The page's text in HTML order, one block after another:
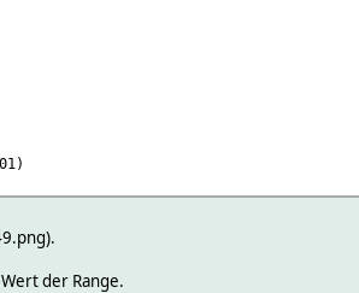
ls l1fill lw 1 with lines
der Range.